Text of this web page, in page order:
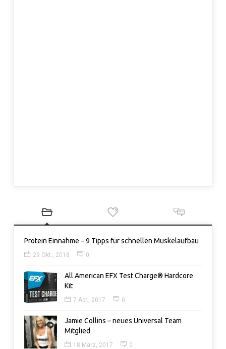
Protein Einnahme – 9 Tipps für schnellen Muskelaufbau
29 Okt., 2018 0
All American EFX Test Charge® Hardcore
Kit
7 Apr., 2017 0
Jamie Collins – neues Universal Team
Mitglied
18 März, 2017 0